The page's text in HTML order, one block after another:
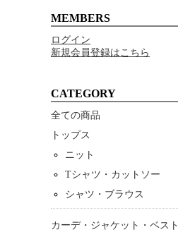
MEMBERS
ログイン
新規会員登録はこちら
CATEGORY
全ての商品
トップス
ニット
Tシャツ・カットソー
シャツ・ブラウス
カーデ・ジャケット・ベスト